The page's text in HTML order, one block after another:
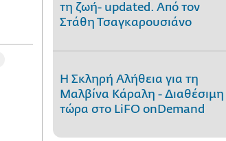
τη ζωή- updated. Aπό τον
Στάθη Τσαγκαρουσιάνο
Η Σκληρή Αλήθεια για τη
Μαλβίνα Κάραλη - Διαθέσιμη
τώρα στo LiFO onDemand